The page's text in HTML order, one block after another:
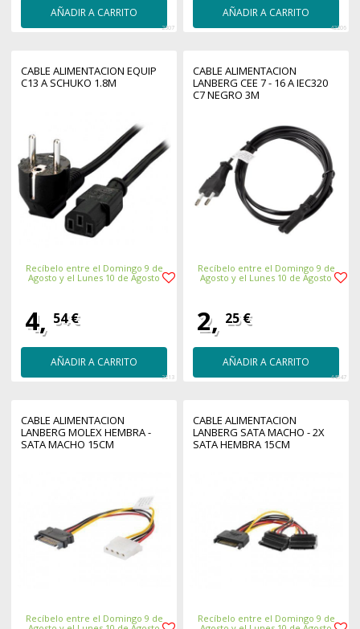
AÑADIR A CARRITO
2307
AÑADIR A CARRITO
42206
CABLE ALIMENTACION EQUIP
C13 A SCHUKO 1.8M
Recíbelo entre el Domingo 9 de
Agosto y el Lunes 10 de Agosto
4, 54 €
AÑADIR A CARRITO
2213
CABLE ALIMENTACION
LANBERG CEE 7 - 16 A IEC320
C7 NEGRO 3M
Recíbelo entre el Domingo 9 de
Agosto y el Lunes 10 de Agosto
2, 25 €
AÑADIR A CARRITO
44847
CABLE ALIMENTACION
LANBERG MOLEX HEMBRA -
SATA MACHO 15CM
Recíbelo entre el Domingo 9 de
CABLE ALIMENTACION
LANBERG SATA MACHO - 2X
SATA HEMBRA 15CM
Recíbelo entre el Domingo 9 de